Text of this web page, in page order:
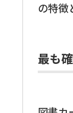
の特徴
最も